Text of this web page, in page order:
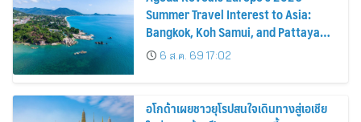
Summer Travel Interest to Asia:
Bangkok, Koh Samui, and Pattaya
Among the Top Cities
6 ส.ค. 69 17:02
อโกด้าเผยชาวยุโรปสนใจเดินทางสู่เอเชีย